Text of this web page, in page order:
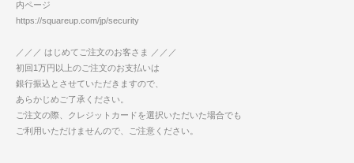
内ページ
https://squareup.com/jp/security
／／／ はじめてご注文のお客さま ／／／
初回1万円以上のご注文のお支払いは
銀行振込とさせていただきますので、
あらかじめご了承ください。
ご注文の際、クレジットカードを選択いただいた場合でも
ご利用いただけませんので、ご注意ください。